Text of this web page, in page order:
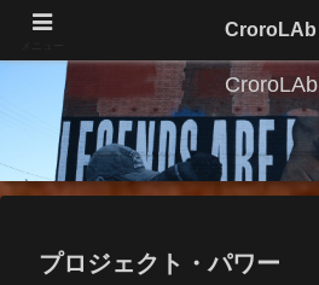
CroroLAb
プロジェクト・パワー
CroroLAb